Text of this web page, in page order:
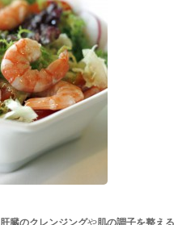
肝臓のクレンジングや肌の調子を整える